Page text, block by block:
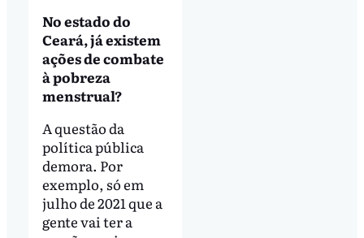
No estado do
Ceará, já existem
ações de combate
à pobreza
menstrual?
A questão da
política pública
demora. Por
exemplo, só em
julho de 2021 que a
gente vai ter a